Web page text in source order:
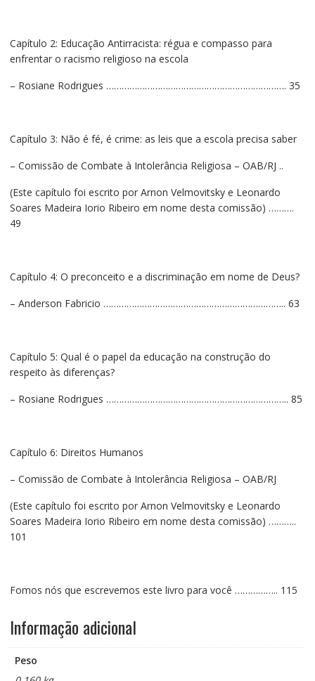
Capítulo 2: Educação Antirracista: régua e compasso para
enfrentar o racismo religioso na escola
– Rosiane Rodrigues ……………………………………………………………. 35
Capítulo 3: Não é fé, é crime: as leis que a escola precisa saber
– Comissão de Combate à Intolerância Religiosa – OAB/RJ ..
(Este capítulo foi escrito por Arnon Velmovitsky e Leonardo
Soares Madeira Iorio Ribeiro em nome desta comissão) ……….
49
Capítulo 4: O preconceito e a discriminação em nome de Deus?
– Anderson Fabricio …………………………………………………………….. 63
Capítulo 5: Qual é o papel da educação na construção do
respeito às diferenças?
– Rosiane Rodrigues …………………………………………………………….. 85
Capítulo 6: Direitos Humanos
– Comissão de Combate à Intolerância Religiosa – OAB/RJ
(Este capítulo foi escrito por Arnon Velmovitsky e Leonardo
Soares Madeira Iorio Ribeiro em nome desta comissão) ………..
101
Fomos nós que escrevemos este livro para você …………….. 115
Informação adicional
Peso